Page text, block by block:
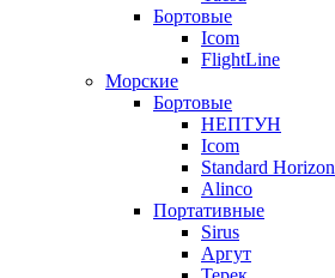
Бортовые
Icom
FlightLine
Морские
Бортовые
НЕПТУН
Icom
Standard Horizon
Alinco
Портативные
Sirus
Аргут